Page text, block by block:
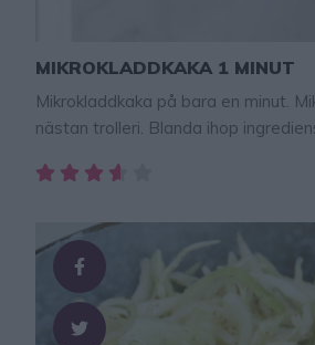
MIKROKLADDKAKA 1 MINUT
Mikrokladdkaka på bara en minut.
nästan trolleri. Blanda ihop
kladdkaka. Tips! Baka en stor,
gärna lindasbakskola på Instagram
här), Facebook (klicka här). https://
V4 MIKROKLADDKAKA PÅ 1
smör, smält 2 msk strösocker2 tsk